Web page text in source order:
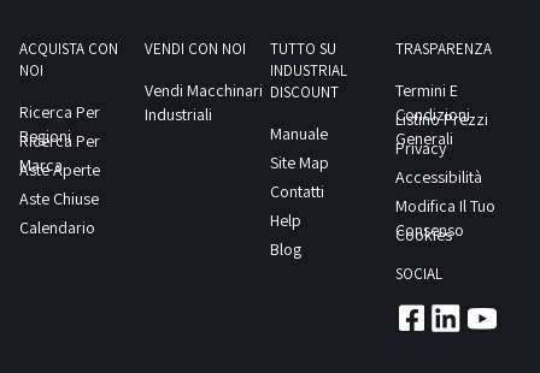
PER
RITIRO:-
tempistica
altro.Consulta
il
documento
altroConsulta
documento
ACQUISTA CON
NOI
Ricerca Per
Regioni
Ricerca Per
Marca
Aste Aperte
Aste Chiuse
Calendario
VENDI CON NOI
Vendi Macchinari
Industriali
TUTTO SU
INDUSTRIAL
DISCOUNT
Manuale
Site Map
Contatti
Help
Blog
TRASPARENZA
Termini E
Condizioni
Generali
Listino Prezzi
Privacy
Accessibilità
Modifica Il Tuo
Consenso
Cookies
SOCIAL